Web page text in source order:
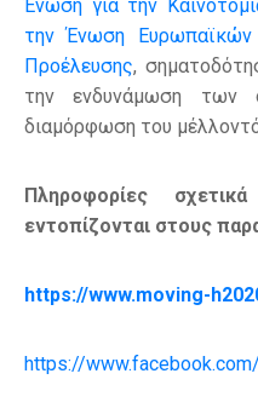
Ένωση για την
την Ένωση Ευρωπαϊκών
Προέλευσης,
την ενδυνάμωση των
διαμόρφωση του
Πληροφορίες
εντοπίζονται στους
https://www.moving-
https://